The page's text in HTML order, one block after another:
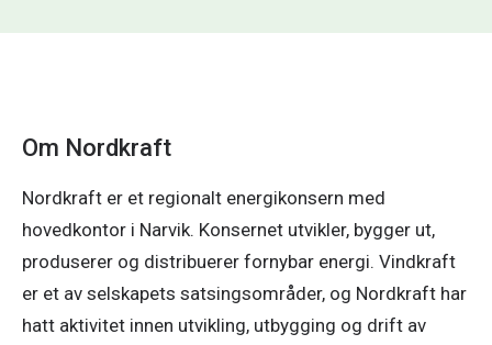
Om Nordkraft
Nordkraft er et regionalt energikonsern med
hovedkontor i Narvik. Konsernet utvikler, bygger ut,
produserer og distribuerer fornybar energi. Vindkraft
er et av selskapets satsingsområder, og Nordkraft har
hatt aktivitet innen utvikling, utbygging og drift av